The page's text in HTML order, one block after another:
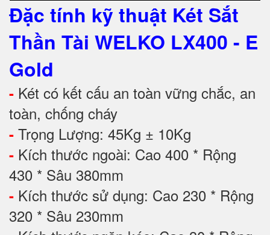
Đặc tính kỹ thuật Két Sắt
Thần Tài WELKO LX400 - E
Gold
- Két có kết cấu an toàn vững chắc, an
toàn, chống cháy
- Trọng Lượng: 45Kg ± 10Kg
- Kích thước ngoài: Cao 400 * Rộng
430 * Sâu 380mm
- Kích thước sử dụng: Cao 230 * Rộng
320 * Sâu 230mm